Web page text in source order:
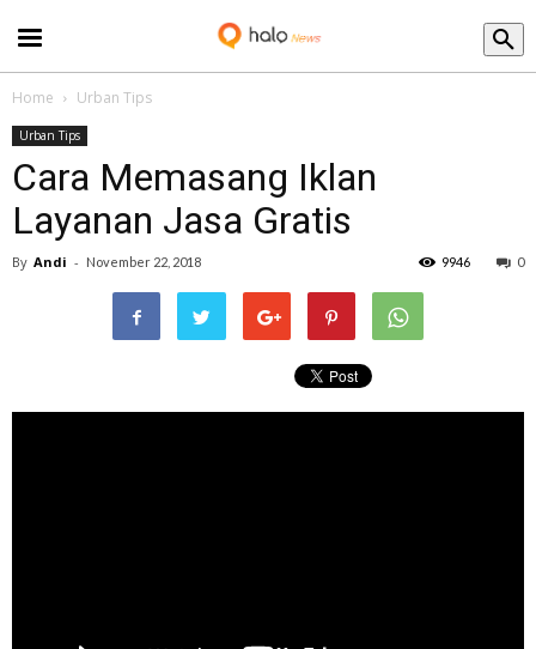
Home Urban Tips
Urban Tips
Cara Memasang Iklan
Layanan Jasa Gratis
By Andi - November 22, 2018 0
9946